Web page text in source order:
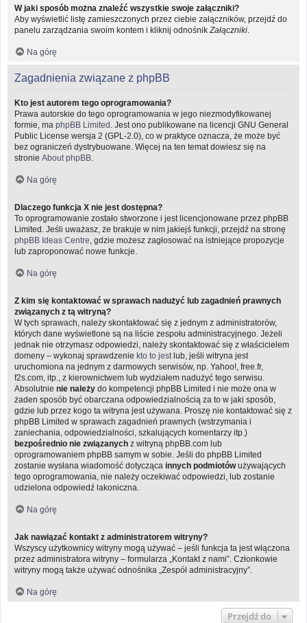
W jaki sposób można znaleźć wszystkie swoje załączniki?
Aby wyświetlić listę zamieszczonych przez ciebie załączników, przejdź do
panelu zarządzania swoim kontem i kliknij odnośnik Załączniki
Na górę
Zagadnienia związane z phpBB
Kto jest autorem tego oprogramowania?
Prawa autorskie do tego oprogramowania w jego niezmodyfikowanej
formie, ma phpBB Limited . Jest ono publikowane na licencji GNU General
Public License wersja 2 (GPL-2.0), co w praktyce oznacza, że może być
bez ograniczeń dystrybuowane. Więcej na ten temat dowiesz się na
stronie About phpBB
Na górę
Dlaczego funkcja X nie jest dostępna?
To oprogramowanie zostało stworzone i jest licencjonowane przez phpBB
Limited. Jeśli uważasz, że brakuje w nim jakiejś funkcji, przejdź na stronę
phpBB Ideas Centre , gdzie możesz zagłosować na istniejące propozycje
lub zaproponować nowe funkcje.
Na górę
Z kim się kontaktować w sprawach nadużyć lub zagadnień prawnych
związanych z tą witryną?
W tych sprawach, należy skontaktować się z jednym z administratorów,
których dane wyświetlone są na liście zespołu administracyjnego. Jeżeli
jednak nie otrzymasz odpowiedzi, należy skontaktować się z właścicielem
domeny – wykonaj sprawdzenie kto to jest lub, jeśli witryna jest
uruchomiona na jednym z darmowych serwisów, np. Yahoo!, free.fr,
f2s.com, itp., z kierownictwem lub wydziałem nadużyć tego serwisu.
Absolutnie nie należy do kompetencji phpBB Limited i nie może ona w
żaden sposób być obarczana odpowiedzialnością za to w jaki sposób,
gdzie lub przez kogo ta witryna jest używana. Proszę nie kontaktować się z
phpBB Limited w sprawach zagadnień prawnych (wstrzymania i
zaniechania, odpowiedzialności, szkalujących komentarzy itp.)
bezpośrednio nie związanych z witryną phpBB.com lub
oprogramowaniem phpBB samym w sobie. Jeśli do phpBB Limited
zostanie wysłana wiadomość dotycząca innych podmiotówużywających
tego oprogramowania, nie należy oczekiwać odpowiedzi, lub zostanie
udzielona odpowiedź lakoniczna.
Na górę
Jak nawiązać kontakt z administratorem witryny?
Wszyscy użytkownicy witryny mogą używać – jeśli funkcja ta jest włączona
przez administratora witryny – formularza „Kontakt z nami”. Członkowie
witryny mogą także używać odnośnika „Zespół administracyjny”.
Na górę
Przejdź do